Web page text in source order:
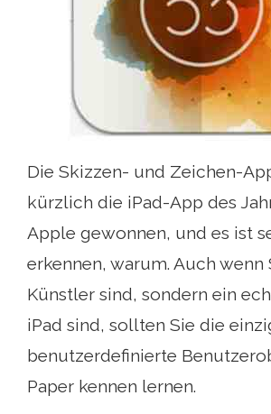
Die Skizzen- und Zeichen-
kürzlich die iPad-App des
Apple gewonnen, und es ist
erkennen, warum. Auch wenn
Künstler sind, sondern ein
iPad sind, sollten Sie die
benutzerdefinierte
Paper kennen lernen.